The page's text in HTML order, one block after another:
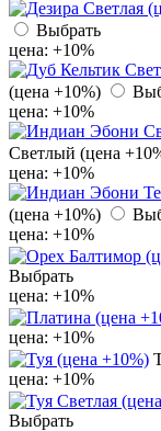
Выбрать
цена: +10%
(цена +10%)
цена: +10%
Светлый (цена
цена: +10%
(цена +10%)
цена: +10%
Выбрать
цена: +10%
цена: +10%
цена: +10%
Выбрать